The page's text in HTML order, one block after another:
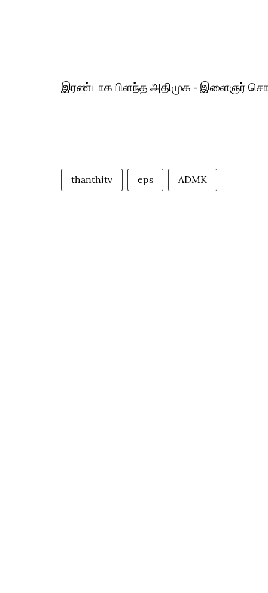
இரண்டாக பிளந்த அதிமுக - இளைஞர்
thanthitv eps ADMK